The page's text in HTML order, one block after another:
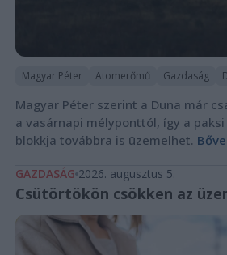
Magyar Péter Atomerőmű Gazdaság
Magyar Péter szerint a Duna már
a vasárnapi mélyponttól, így a
blokkja továbbra is üzemelhet.
GAZDASÁG 2026. augusztus 5.
Csütörtökön csökken az